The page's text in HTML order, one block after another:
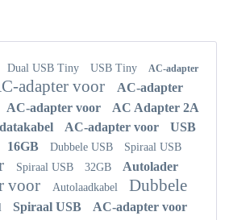
Dual USB Tiny USB Tiny
AC-adapter
adapter voor
AC-adapter
AC-adapter voor AC Adapter 2A
AC-adapter voor
USB
16GB Dubbele USB Spiraal USB
Spiraal USB 32GB
Autolader
voor Autolaadkabel
Dubbele
Spiraal USB AC-adapter voor